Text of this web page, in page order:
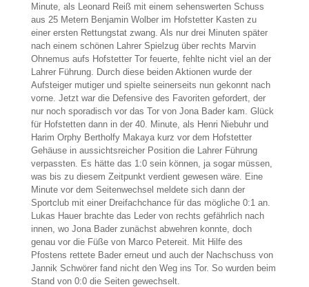
Minute, als Leonard Reiß mit einem sehenswerten Schuss
aus 25 Metern Benjamin Wolber im Hofstetter Kasten zu
einer ersten Rettungstat zwang. Als nur drei Minuten später
nach einem schönen Lahrer Spielzug über rechts Marvin
Ohnemus aufs Hofstetter Tor feuerte, fehlte nicht viel an der
Lahrer Führung. Durch diese beiden Aktionen wurde der
Aufsteiger mutiger und spielte seinerseits nun gekonnt nach
vorne. Jetzt war die Defensive des Favoriten gefordert, der
nur noch sporadisch vor das Tor von Jona Bader kam. Glück
für Hofstetten dann in der 40. Minute, als Henri Niebuhr und
Harim Orphy Bertholfy Makaya kurz vor dem Hofstetter
Gehäuse in aussichtsreicher Position die Lahrer Führung
verpassten. Es hätte das 1:0 sein können, ja sogar müssen,
was bis zu diesem Zeitpunkt verdient gewesen wäre. Eine
Minute vor dem Seitenwechsel meldete sich dann der
Sportclub mit einer Dreifachchance für das mögliche 0:1 an.
Lukas Hauer brachte das Leder von rechts gefährlich nach
innen, wo Jona Bader zunächst abwehren konnte, doch
genau vor die Füße von Marco Petereit. Mit Hilfe des
Pfostens rettete Bader erneut und auch der Nachschuss von
Jannik Schwörer fand nicht den Weg ins Tor. So wurden beim
Stand von 0:0 die Seiten gewechselt.